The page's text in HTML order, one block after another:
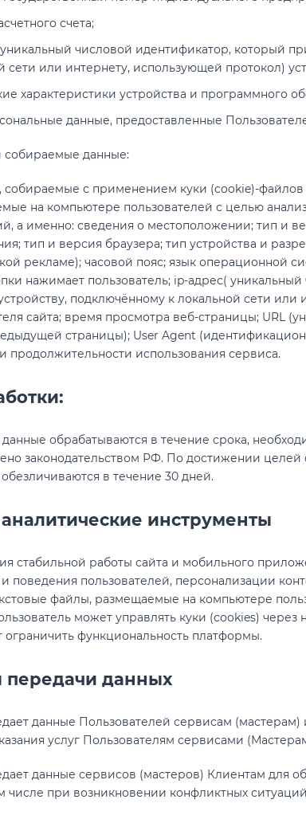
счета;
числовой идентификатор, который
сети или интернету, использующей протокол)
характеристики устройства и программного
данные, предоставленные
собираемые данные:
собираемые с применением куки (cookie)-
на компьютере пользователей с целью
а именно: сведения о местоположении; тип и
тип и версия браузера; тип устройства и
рекламе); часовой пояс; язык операционной
нажимает пользователь; ip-адрес(
подключённому к локальной сети
сайта; время просмотра веб-страницы; URL
страницы); User Agent
продолжительности использования сервиса.
обрабатываются в течение срока,
законодательством РФ. По достижении
в течение 30 дней.
инструменты
стабильной работы сайта и мобильного
поведения пользователей, персонализации
файлы, размещаемые на компьютере
может управлять куки (cookies)
ограничить функциональность платформы.
передачи данных
данные Пользователей сервисам
услуг Пользователям сервисами
данные сервисов (мастеров) Клиентам для
числе при возникновении конфликтных